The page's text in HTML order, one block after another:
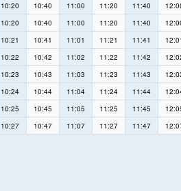
10:20 10:40 11:00 11:20 11:40
10:20 10:40 11:00 11:20 11:40
10:21 10:41 11:01 11:21 11:41
10:22 10:42 11:02 11:22 11:42
10:23 10:43 11:03 11:23 11:43
10:24 10:44 11:04 11:24 11:44
10:25 10:45 11:05 11:25 11:45
10:27 10:47 11:07 11:27 11:47